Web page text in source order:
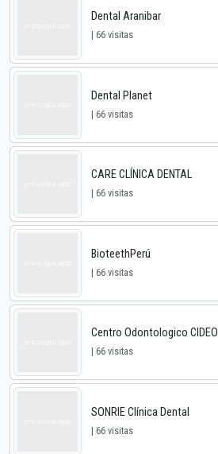
Dental Aranibar
| 66 visitas
Dental Planet
| 66 visitas
CARE CLÍNICA DENTAL
| 66 visitas
BioteethPerú
| 66 visitas
Centro Odontologico CIDEO
| 66 visitas
SONRIE Clínica Dental
| 66 visitas